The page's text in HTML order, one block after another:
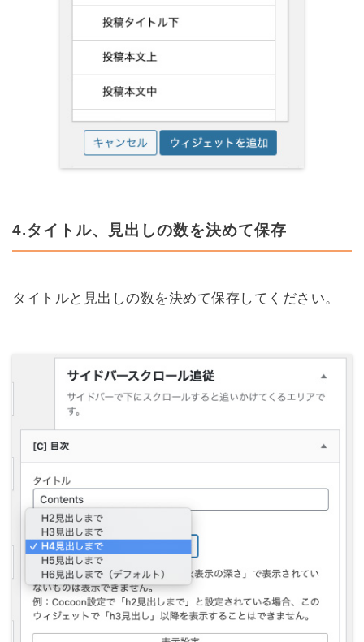
4.タイトル、見出しの数を決めて保存
タイトルと見出しの数を決めて保存してください。